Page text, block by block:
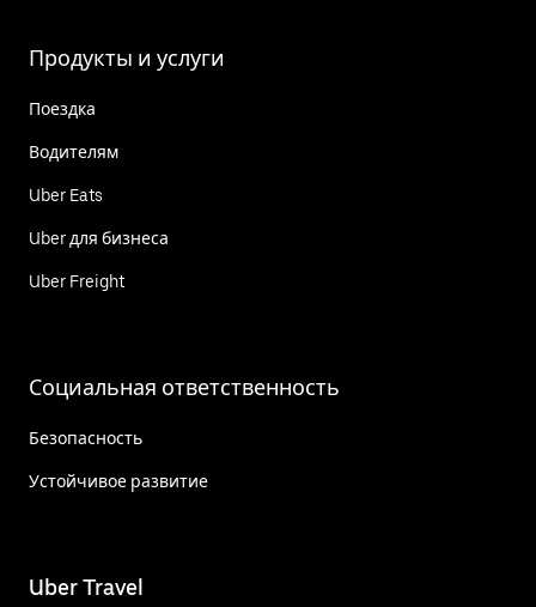
Продукты и услуги
Поездка
Водителям
Uber Eats
Uber для бизнеса
Uber Freight
Социальная ответственность
Безопасность
Устойчивое развитие
Uber Travel